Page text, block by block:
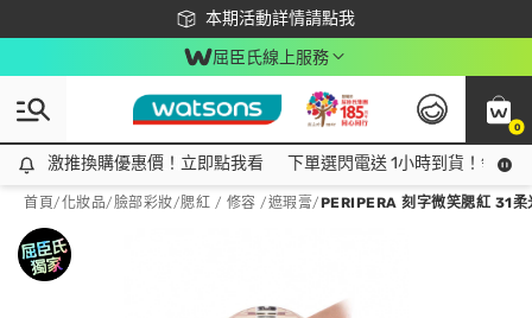
本期活動詳情請點我
下載app最高回饋$350
屈臣氏線上服務
0
激推換購優惠價！立即點我看
激推換購優惠價！立即點我看 下單選閃電送 1小時到貨！領神
首頁/化妝品/臉部彩妝/腮紅 / 修容 /遮瑕膏/PERIPERA 刻字微笑腮紅 31柔